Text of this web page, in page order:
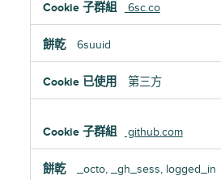
6sc.co
6suuid
第三方
github.com
_octo, _gh_sess, logged_in